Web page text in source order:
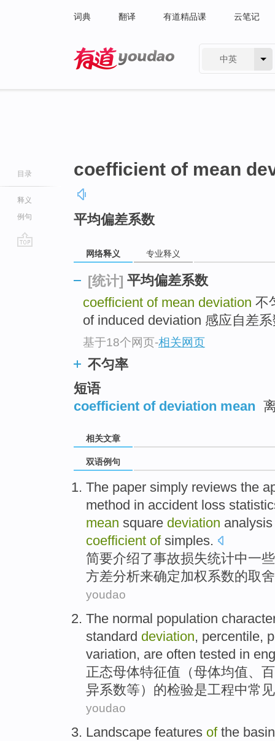
词典 翻译 有道精品课 云笔记
中英
目录
释义
例句
coefficient of mean
平均偏差系数
网络释义 专业释义
[统计] 平均偏差系数
coefficient of mean deviation 不
of induced deviation 感应自差
基于18个网页-相关网页
不匀率
短语
coefficient of deviation mean
相关文章
双语例句
The paper simply reviews the
method in accident loss
mean square deviation analysis
coefficient of simples.
简要介绍了事故损失统计中一
方差分析来确定加权系数的取
youdao
The normal population
standard deviation, percentile,
variation, are often tested in
正态母体特征值（母体均值、
异系数等）的检验是工程中常见
youdao
Landscape features ofthe basin